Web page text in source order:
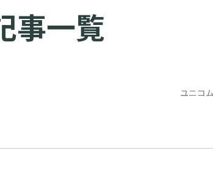
事一覧
ユニコ